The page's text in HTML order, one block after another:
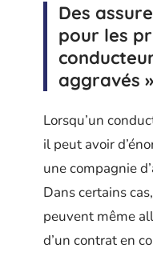
Des
pour les
aggravés »
Lorsqu’un
il peut avoir
une compagnie
Dans certains
peuvent même
d’un contrat en